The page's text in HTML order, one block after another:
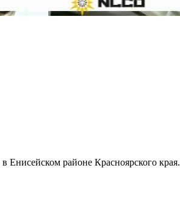
районе Красноярского края.